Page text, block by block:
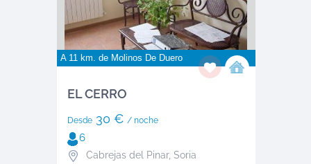
A 11 km. de Molinos De Duero
EL CERRO
Desde30 € / noche
6
Cabrejas del Pinar, Soria